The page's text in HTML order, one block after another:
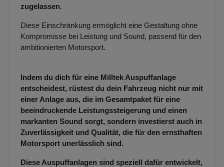
zugelassen.
Diese Einschränkung ermöglicht eine Gestaltung ohne
Kompromisse bei Leistung und Sound, passend für den
ambitionierten Motorsport.
Indem du dich für eine Milltek Auspuffanlage
entscheidest, rüstest du dein Fahrzeug nicht nur mit
einer Anlage aus, die im Gesamtpaket für eine
beeindruckende Leistungssteigerung und einen
markanten Sound sorgt, sondern investierst auch in
Zuverlässigkeit und Qualität, die für den ernsthaften
Motorsport unerlässlich sind.
Diese Auspuffanlagen sind speziell dafür entwickelt,